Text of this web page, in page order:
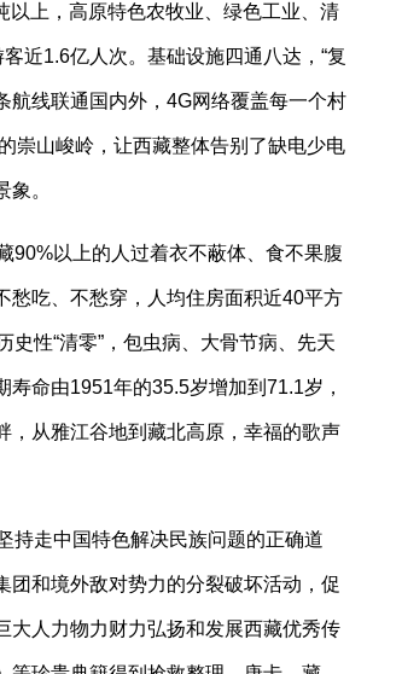
上，高原特色农牧业、绿色工业、清
近1.6亿人次。基础设施四通八达，“复
航线联通国内外，4G网络覆盖每一个村
崇山峻岭，让西藏整体告别了缺电少电
。
90%以上的人过着衣不蔽体、食不果腹
愁吃、不愁穿，人均住房面积近40平方
性“清零”，包虫病、大骨节病、先天
命由1951年的35.5岁增加到71.1岁，
，从雅江谷地到藏北高原，幸福的歌声
持走中国特色解决民族问题的正确道
团和境外敌对势力的分裂破坏活动，促
大人力物力财力弘扬和发展西藏优秀传